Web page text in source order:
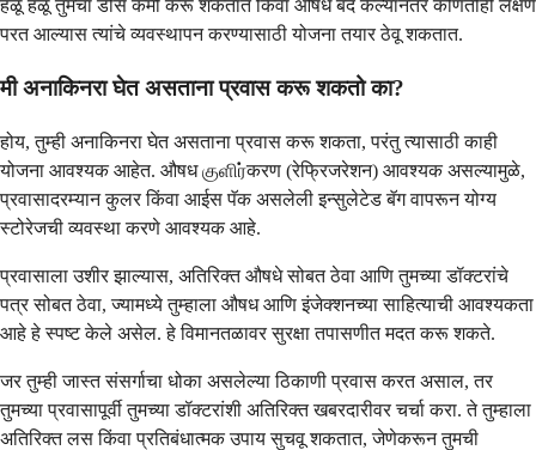
हळू हळू तुमचा डोस कमी करू शकतात किंवा औषध बंद केल्यानंतर कोणतीही लक्षणे
परत आल्यास त्यांचे व्यवस्थापन करण्यासाठी योजना तयार ठेवू शकतात.
मी अनाकिनरा घेत असताना प्रवास करू शकतो का?
होय, तुम्ही अनाकिनरा घेत असताना प्रवास करू शकता, परंतु त्यासाठी काही
योजना आवश्यक आहेत. औषध குளிர்करण (रेफ्रिजरेशन) आवश्यक असल्यामुळे,
प्रवासादरम्यान कुलर किंवा आईस पॅक असलेली इन्सुलेटेड बॅग वापरून योग्य
स्टोरेजची व्यवस्था करणे आवश्यक आहे.
प्रवासाला उशीर झाल्यास, अतिरिक्त औषधे सोबत ठेवा आणि तुमच्या डॉक्टरांचे
पत्र सोबत ठेवा, ज्यामध्ये तुम्हाला औषध आणि इंजेक्शनच्या साहित्याची आवश्यकता
आहे हे स्पष्ट केले असेल. हे विमानतळावर सुरक्षा तपासणीत मदत करू शकते.
जर तुम्ही जास्त संसर्गाचा धोका असलेल्या ठिकाणी प्रवास करत असाल, तर
तुमच्या प्रवासापूर्वी तुमच्या डॉक्टरांशी अतिरिक्त खबरदारीवर चर्चा करा. ते तुम्हाला
अतिरिक्त लस किंवा प्रतिबंधात्मक उपाय सुचवू शकतात, जेणेकरून तुमची